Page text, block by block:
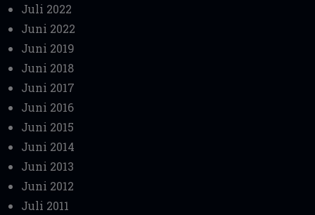
Juli 2022
Juni 2022
Juni 2019
Juni 2018
Juni 2017
Juni 2016
Juni 2015
Juni 2014
Juni 2013
Juni 2012
Juli 2011